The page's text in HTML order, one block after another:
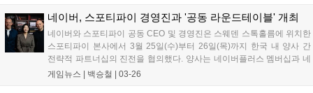
승리를 위한 강력하고 다양한 게이밍기어 제품들을 전시 및 공개했다....
네이버, 스포티파이 경영진과 '공동 라운드테이블' 개최
네이버와 스포티파이 공동 CEO 및 경영진은 스웨덴 스톡홀름에 위치한
스포티파이 본사에서 3월 25일(수)부터 26일(목)까지 한국 내 양사 간
전략적 파트너십의 진전을 협의했다. 양사는 네이버플러스 멤버십과 네
비게이션 등을 통한 협업 성과를 공유하고, 중장기적 관점에서 엔터테인
게임뉴스 | 백승철 03-26